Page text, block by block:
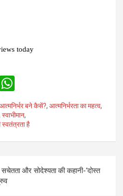
today
h
at
s
A
p
आत्मनिर्भर बने कैसें?, आत्मनिर्भरता का महत्व,
स्वाभीमान,
स्‍वतंत्रता है
सचेतता और सोदेश्‍यता की कहानी-‘दोस्‍त